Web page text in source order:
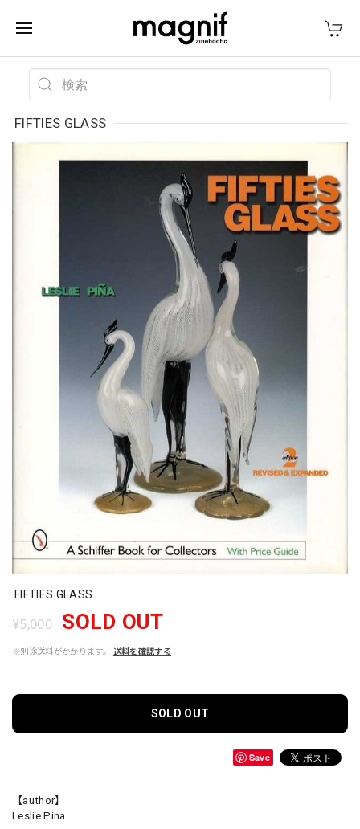
FIFTIES GLASS
FIFTIES GLASS
¥5,000 SOLD OUT
※別途送料がかかります。 送料を確認する
SOLD OUT
Save
【author】
Leslie Pina